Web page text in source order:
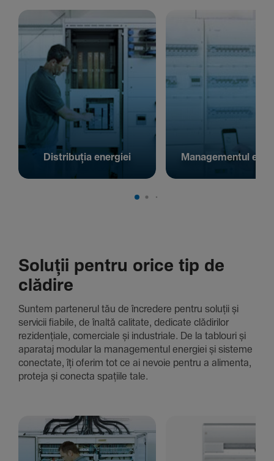
Distribuția energiei Managementul
Soluții pentru orice tip de
clădire
Suntem parte­nerul tău de încre­dere pentru soluții și
servicii fiabile, de înaltă cali­tate, dedi­cate clădi­rilor
rezi­den­țiale, comer­ciale și indus­triale. De la tablouri și
aparataj modular la managementul energiei și sisteme
conec­tate, îți oferim tot ce ai nevoie pentru a alimenta,
proteja și conecta spațiile tale.